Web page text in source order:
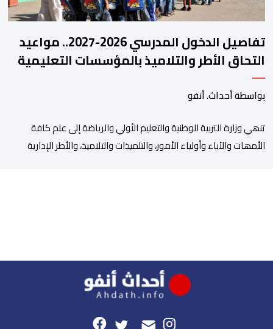
تفاصيل الدخول المدرسي 2026-2027.. مواعيد
التحاق الأطر والتلاميذ بالمؤسسات التعليمية
بواسطة أحداث. أنفو
تنھي وزارة التربیة الوطنیة والتعلیم الأولي والریاضة إلى علم كافة
الأمھات والآباء وأولیاء الأمور، والتلمیذات والتلامیذ، والأطر الإداریة